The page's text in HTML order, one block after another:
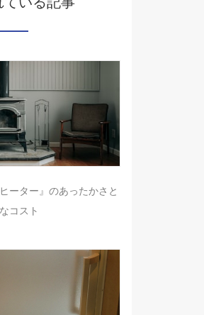
ーター』のあったかさと
コスト